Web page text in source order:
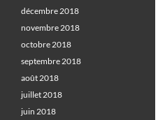
décembre 2018
novembre 2018
octobre 2018
septembre 2018
août 2018
juillet 2018
juin 2018